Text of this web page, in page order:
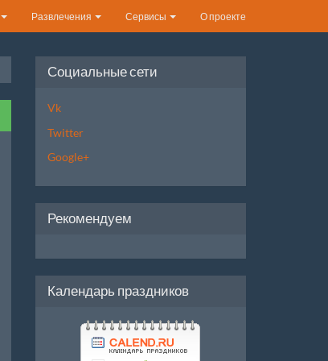
Развлечения Сервисы О проекте
Социальные сети
Vk
Twitter
Google+
Рекомендуем
Календарь праздников